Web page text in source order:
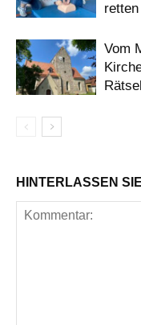
retten
Vom
HINTERLASSEN